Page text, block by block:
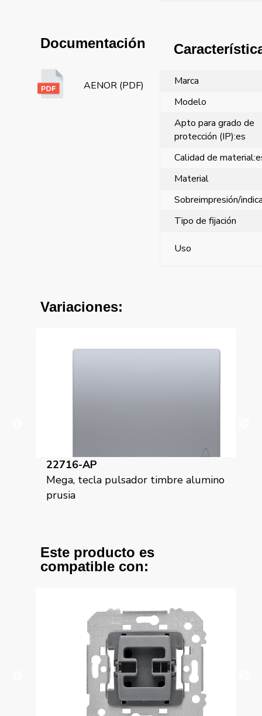
Documentación
AENOR (PDF)
Marca
Modelo
Apto para grado de
protección (IP):es
Calidad de
Material
Sobreimpresión/
Tipo de fijación
Uso
Variaciones:
22716-AP
Mega, tecla pulsador timbre alumino
prusia
Este producto es
compatible con: